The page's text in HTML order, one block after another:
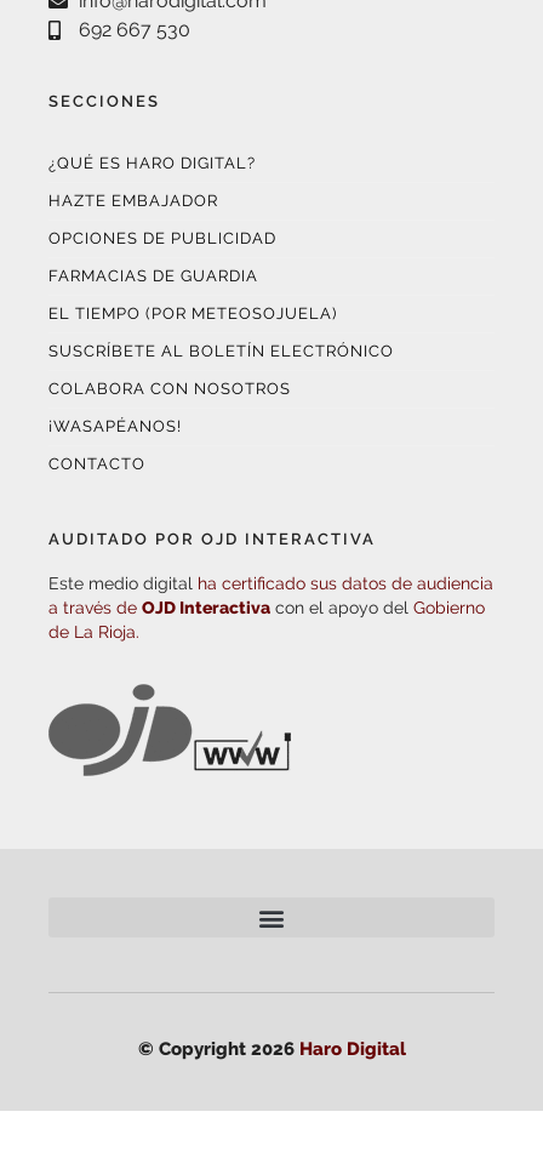
692 667 530
SECCIONES
¿QUÉ ES HARO DIGITAL?
HAZTE EMBAJADOR
OPCIONES DE PUBLICIDAD
FARMACIAS DE GUARDIA
EL TIEMPO (POR METEOSOJUELA)
SUSCRÍBETE AL BOLETÍN ELECTRÓNICO
COLABORA CON NOSOTROS
¡WASAPÉANOS!
CONTACTO
AUDITADO POR OJD INTERACTIVA
Este medio digital ha certificado sus datos de audiencia
a través de OJD Interactiva con el apoyo del Gobierno
de La Rioja.
© Copyright 2026 Haro Digital